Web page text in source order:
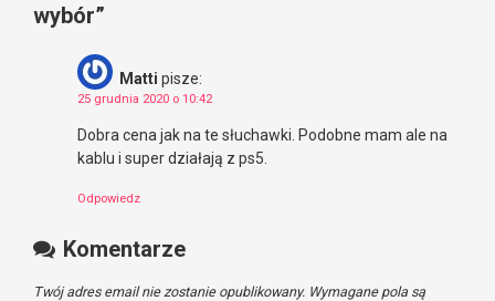
wybór”
Matti pisze:
25 grudnia 2020 o 10:42
Dobra cena jak na te słuchawki. Podobne mam ale na
kablu i super działają z ps5.
Odpowiedz
Komentarze
Twój adres email nie zostanie opublikowany. Wymagane pola są